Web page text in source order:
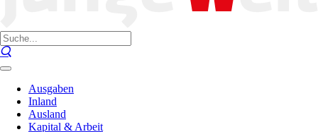
Ausgaben
Inland
Ausland
Kapital & Arbeit